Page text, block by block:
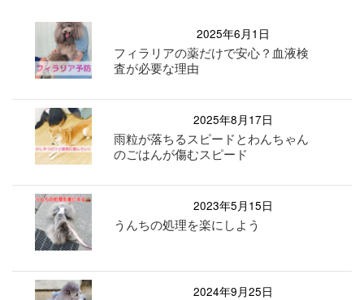
2025年6月1日
フィラリアの薬だけで安心？血液検
査が必要な理由
2025年8月17日
雨粒が落ちるスピードとわんちゃん
のごはんが傷むスピード
2023年5月15日
うんちの処理を楽にしよう
2024年9月25日